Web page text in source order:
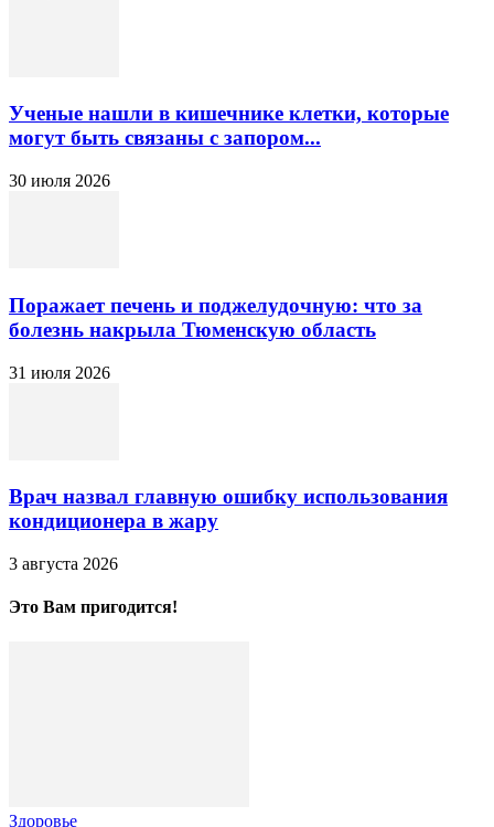
Ученые нашли в кишечнике клетки, которые
могут быть связаны с запором...
30 июля 2026
Поражает печень и поджелудочную: что за
болезнь накрыла Тюменскую область
31 июля 2026
Врач назвал главную ошибку использования
кондиционера в жару
3 августа 2026
Это Вам пригодится!
Здоровье